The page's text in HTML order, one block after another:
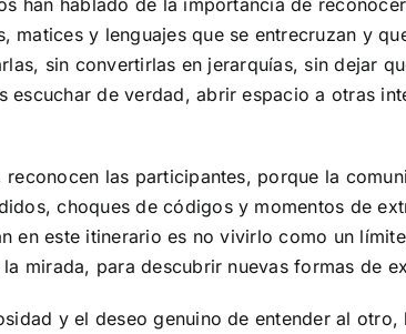
matices y lenguajes que se entrecruzan y
sin convertirlas en jerarquías, sin dejar
escuchar de verdad, abrir espacio a otras
reconocen las participantes, porque la
choques de códigos y momentos de
en este itinerario es no vivirlo como un
mirada, para descubrir nuevas formas de
y el deseo genuino de entender al